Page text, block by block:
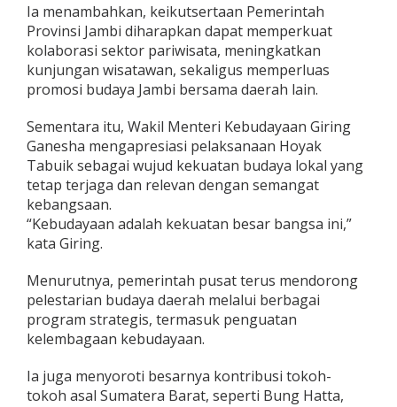
Ia menambahkan, keikutsertaan Pemerintah
Provinsi Jambi diharapkan dapat memperkuat
kolaborasi sektor pariwisata, meningkatkan
kunjungan wisatawan, sekaligus memperluas
promosi budaya Jambi bersama daerah lain.
Sementara itu, Wakil Menteri Kebudayaan Giring
Ganesha mengapresiasi pelaksanaan Hoyak
Tabuik sebagai wujud kekuatan budaya lokal yang
tetap terjaga dan relevan dengan semangat
kebangsaan.
“Kebudayaan adalah kekuatan besar bangsa ini,”
kata Giring.
Menurutnya, pemerintah pusat terus mendorong
pelestarian budaya daerah melalui berbagai
program strategis, termasuk penguatan
kelembagaan kebudayaan.
Ia juga menyoroti besarnya kontribusi tokoh-
tokoh asal Sumatera Barat, seperti Bung Hatta,